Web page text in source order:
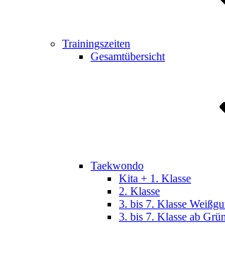
Trainingszeiten
Gesamtübersicht
Taekwondo
Kita + 1. Klasse
2. Klasse
3. bis 7. Klasse
3. bis 7. Klasse ab